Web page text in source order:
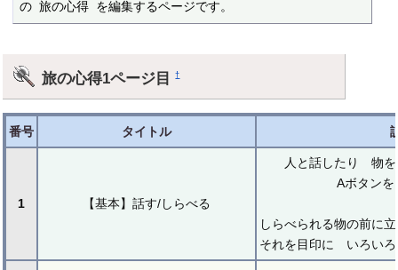
の 旅の心得 を編集するページです。
旅の心得1ページ目†
番号 タイトル
1 【基本】話す/しらべる
人と話したり 物を
Aボタン
しらべられる物の前に
それを目印に いろい